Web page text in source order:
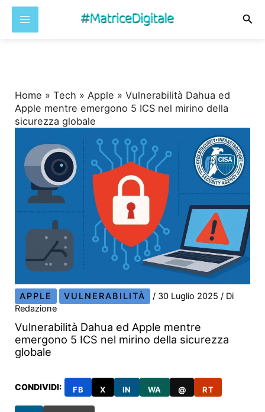
Home »Tech »Apple »Vulnerabilità Dahua ed
Apple mentre emergono 5 ICS nel mirino della
sicurezza globale
APPLE VULNERABILITÀ / 30 Luglio 2025/ Di
Redazione
Vulnerabilità Dahua ed Apple mentre
emergono 5 ICS nel mirino della sicurezza
globale
CONDIVIDI: FB X IN WA @ RT